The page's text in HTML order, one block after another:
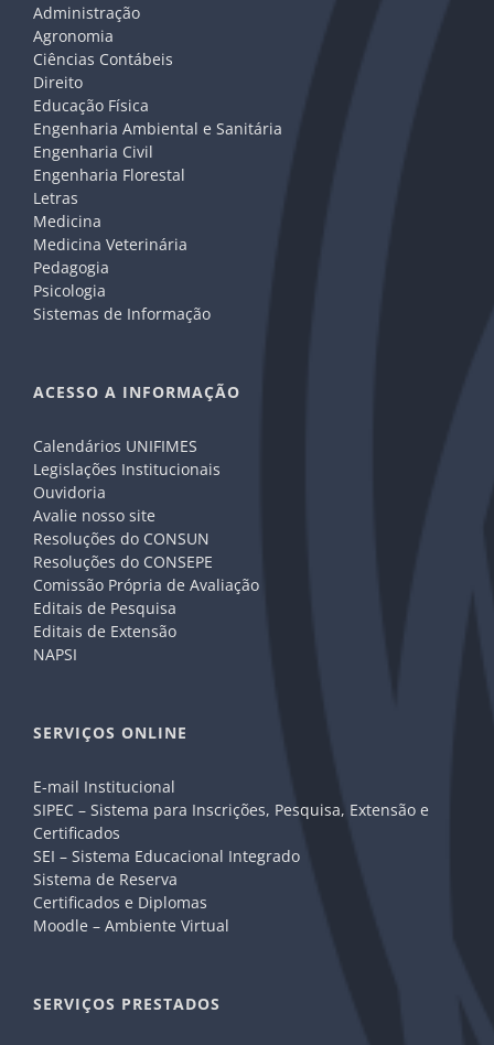
Administração
Agronomia
Ciências Contábeis
Direito
Educação Física
Engenharia Ambiental e Sanitária
Engenharia Civil
Engenharia Florestal
Letras
Medicina
Medicina Veterinária
Pedagogia
Psicologia
Sistemas de Informação
ACESSO A INFORMAÇÃO
Calendários UNIFIMES
Legislações Institucionais
Ouvidoria
Avalie nosso site
Resoluções do CONSUN
Resoluções do CONSEPE
Comissão Própria de Avaliação
Editais de Pesquisa
Editais de Extensão
NAPSI
SERVIÇOS ONLINE
E-mail Institucional
SIPEC – Sistema para Inscrições, Pesquisa, Extensão e
Certificados
SEI – Sistema Educacional Integrado
Sistema de Reserva
Certificados e Diplomas
Moodle – Ambiente Virtual
SERVIÇOS PRESTADOS